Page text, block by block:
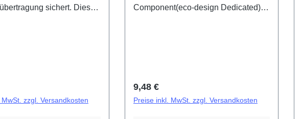
sichert. Diese
Preis:
zzgl. Versandkosten
Component(eco-design Dedicated)
Regulärer Preis:
9,48 €
Preise inkl. MwSt. zzgl. Versandkosten